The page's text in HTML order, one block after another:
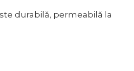
durabilă, permeabilă la